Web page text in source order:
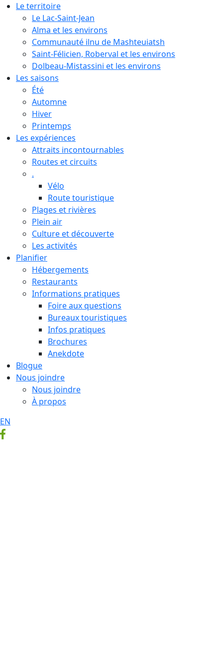
Le territoire
Le Lac-Saint-Jean
Alma et les environs
Communauté ilnu de Mashteuiatsh
Saint-Félicien, Roberval et les environs
Dolbeau-Mistassini et les environs
Les saisons
Été
Automne
Hiver
Printemps
Les expériences
Attraits incontournables
Routes et circuits
.
Vélo
Route touristique
Plages et rivières
Plein air
Culture et découverte
Les activités
Planifier
Hébergements
Restaurants
Informations pratiques
Foire aux questions
Bureaux touristiques
Infos pratiques
Brochures
Anekdote
Blogue
Nous joindre
Nous joindre
À propos
EN